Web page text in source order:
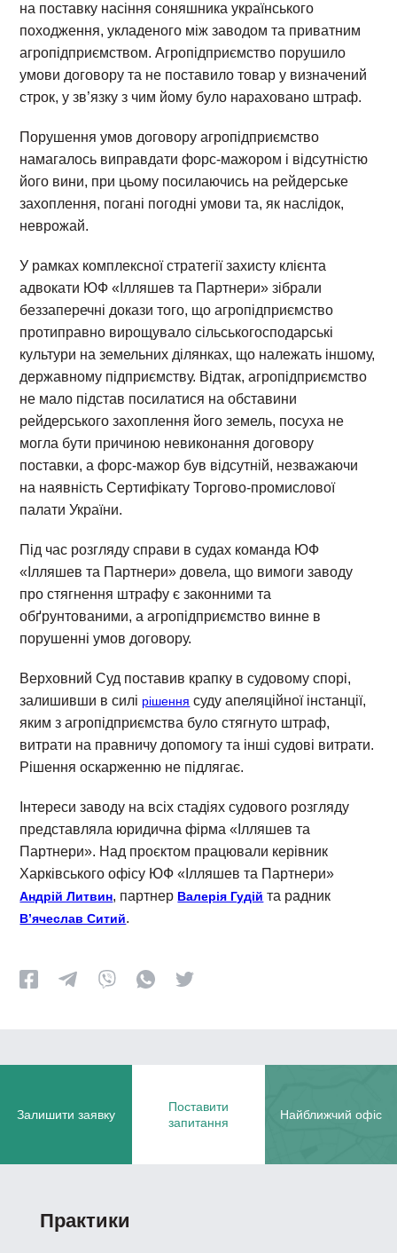
на поставку насіння соняшника українського
походження, укладеного між заводом та приватним
агропідприємством. Агропідприємство порушило
умови договору та не поставило товар у визначений
строк, у зв’язку з чим йому було нараховано штраф.
Порушення умов договору агропідприємство
намагалось виправдати форс-мажором і відсутністю
його вини, при цьому посилаючись на рейдерське
захоплення, погані погодні умови та, як наслідок,
неврожай.
У рамках комплексної стратегії захисту клієнта
адвокати ЮФ «Ілляшев та Партнери» зібрали
беззаперечні докази того, що агропідприємство
протиправно вирощувало сільськогосподарські
культури на земельних ділянках, що належать іншому,
державному підприємству. Відтак, агропідприємство
не мало підстав посилатися на обставини
рейдерського захоплення його земель, посуха не
могла бути причиною невиконання договору
поставки, а форс-мажор був відсутній, незважаючи
на наявність Сертифікату Торгово-промислової
палати України.
Під час розгляду справи в судах команда ЮФ
«Ілляшев та Партнери» довела, що вимоги заводу
про стягнення штрафу є законними та
обґрунтованими, а агропідприємство винне в
порушенні умов договору.
Верховний Суд поставив крапку в судовому спорі,
залишивши в силі рішення суду апеляційної інстанції,
яким з агропідприємства було стягнуто штраф,
витрати на правничу допомогу та інші судові витрати.
Рішення оскарженню не підлягає.
Інтереси заводу на всіх стадіях судового розгляду
представляла юридична фірма «Ілляшев та
Партнери». Над проєктом працювали керівник
Харківського офісу ЮФ «Ілляшев та Партнери»
Андрій Литвин, партнер Валерія Гудій та радник
В’ячеслав Ситий.
Залишити заявку
Поставити
запитання
Найближчий офіс
Практики